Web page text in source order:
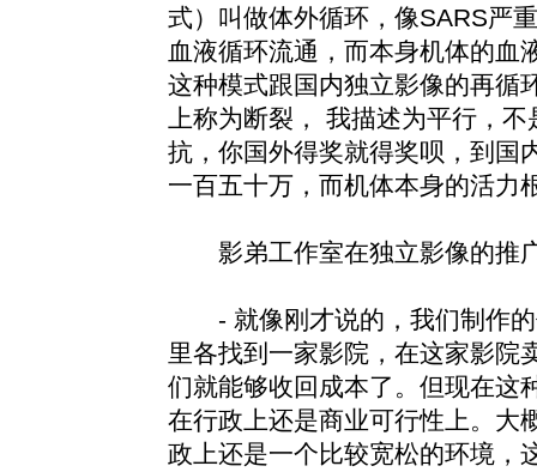
式）叫做体外循环，像SARS严
血液循环流通，而本身机体的血
这种模式跟国内独立影像的再循
上称为断裂， 我描述为平行，
抗，你国外得奖就得奖呗，到国
一百五十万，而机体本身的活力
影弟工作室在独立影像的推
- 就像刚才说的，我们制作的
里各找到一家影院，在这家影院
们就能够收回成本了。但现在这
在行政上还是商业可行性上。大
政上还是一个比较宽松的环境，